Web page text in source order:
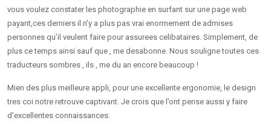
vous voulez constater les photographie en surfant sur une page web
payant,ces derniers il n’y a plus pas vrai enormement de admises
personnes qu’il veulent faire pour assurees celibataires. Simplement, de
plus ce temps ainsi sauf que , me desabonne. Nous souligne toutes ces
traducteurs sombres , ils , me du an encore beaucoup !
Mien des plus meilleure appli, pour une excellente ergonomie, le design
tres coi notre retrouve captivant. Je crois que l’ont pense aussi y faire
d’excellentes connaissances.